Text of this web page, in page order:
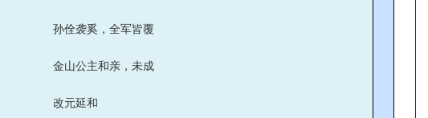
孙佺袭奚，全军皆覆
金山公主和亲，未成
改元延和